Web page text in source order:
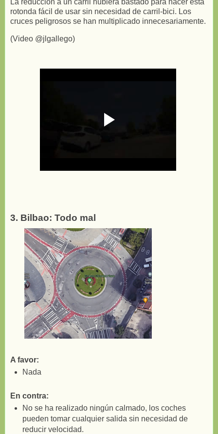
rotonda fácil de usar sin necesidad de carril-bici. Los
cruces peligrosos se han multiplicado innecesariamente.
(Video @jlgallego)
3. Bilbao: Todo mal
A favor:
Nada
En contra:
No se ha realizado ningún calmado, los coches
pueden tomar cualquier salida sin necesidad de
reducir velocidad.